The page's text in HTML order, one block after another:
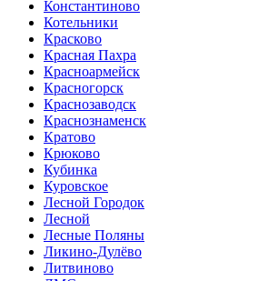
Константиново
Котельники
Красково
Красная Пахра
Красноармейск
Красногорск
Краснозаводск
Краснознаменск
Кратово
Крюково
Кубинка
Куровское
Лесной Городок
Лесной
Лесные Поляны
Ликино-Дулёво
Литвиново